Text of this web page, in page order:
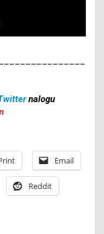
nalogu
Email
Reddit